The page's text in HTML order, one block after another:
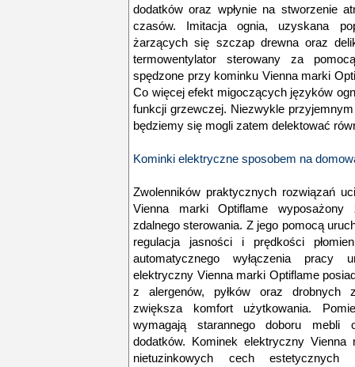
dodatków oraz wpłynie na stworzenie
czasów. Imitacja ognia, uzyskana
żarzących się szczap drewna oraz
termowentylator sterowany za
spędzone przy kominku Vienna marki
Co więcej efekt migoczących języków
funkcji grzewczej. Niezwykle
będziemy się mogli zatem delektować
Kominki elektryczne sposobem na
Zwolenników praktycznych rozwiązań
Vienna marki Optiflame wyposażony
zdalnego sterowania. Z jego pomocą
regulacja jasności i prędkości
automatycznego wyłączenia pracy
elektryczny Vienna marki Optiflame
z alergenów, pyłków oraz drobnych
zwiększa komfort użytkowania.
wymagają starannego doboru mebli
dodatków. Kominek elektryczny Vienna
nietuzinkowych cech estetycznych